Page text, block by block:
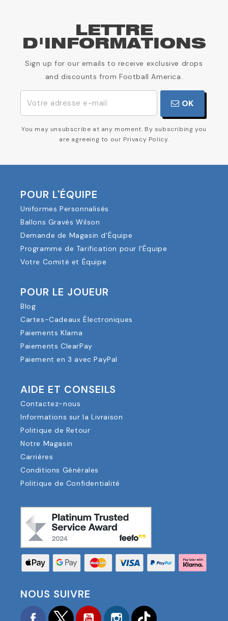
LETTRE
D'INFORMATIONS
Sign up for our emails to receive exclusive drops
and discounts from Football America.
OK
You may unsubscribe at any moment. By subscribing you
are agreeing to our Privacy Policy.
POUR L'ÉQUIPE
Uniformes Personnalisés
Ballons Gravés Wilson
Demande de Magasin d'Équipe
Programme de Tarification pour l'Équipe
Votre Comité et Équipe
POUR LE JOUEUR
Blog
Cartes-Cadeaux Électroniques
Paiements Klarna
Paiements ClearPay
Paiement en 3 avec PayPal
AIDE ET CONSEILS
Contactez-nous
Informations sur la Livraison
Politique de Retour
Notre Magasin
Carrières
Conditions Générales
Politique de Confidentialité
NOUS SUIVRE
FacebookTwitter YouTubeInstagram